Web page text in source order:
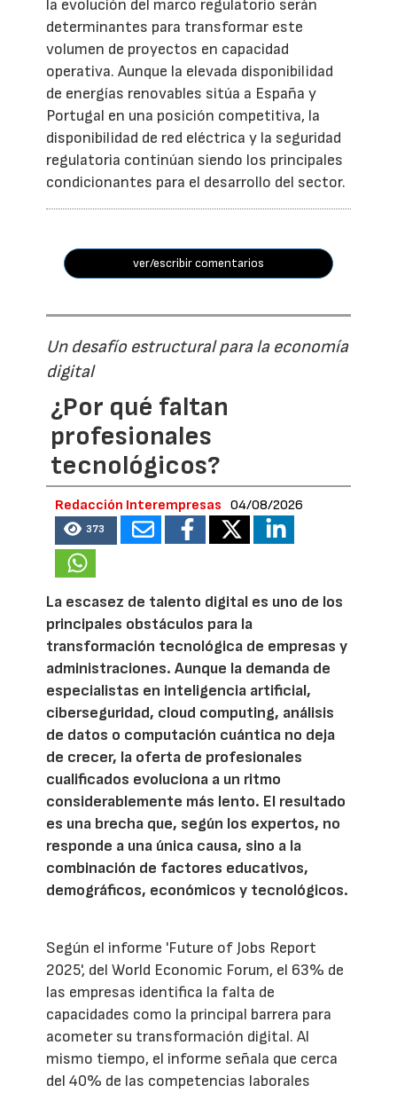
la evolución del marco regulatorio serán
determinantes para transformar este
volumen de proyectos en capacidad
operativa. Aunque la elevada disponibilidad
de energías renovables sitúa a España y
Portugal en una posición competitiva, la
disponibilidad de red eléctrica y la seguridad
regulatoria continúan siendo los principales
condicionantes para el desarrollo del sector.
ver/escribir comentarios
Un desafío estructural para la economía
digital
¿Por qué faltan
profesionales
tecnológicos?
Redacción Interempresas 04/08/2026
373
La escasez de talento digital es uno de los
principales obstáculos para la
transformación tecnológica de empresas y
administraciones. Aunque la demanda de
especialistas en inteligencia artificial,
ciberseguridad, cloud computing, análisis
de datos o computación cuántica no deja
de crecer, la oferta de profesionales
cualificados evoluciona a un ritmo
considerablemente más lento. El resultado
es una brecha que, según los expertos, no
responde a una única causa, sino a la
combinación de factores educativos,
demográficos, económicos y tecnológicos.
Según el informe 'Future of Jobs Report
2025', del World Economic Forum, el 63% de
las empresas identifica la falta de
capacidades como la principal barrera para
acometer su transformación digital. Al
mismo tiempo, el informe señala que cerca
del 40% de las competencias laborales